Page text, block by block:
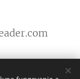
Oriflame Slovakia.